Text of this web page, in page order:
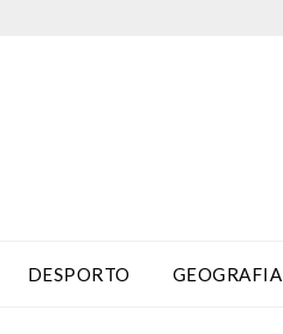
DESPORTO GEOGRAFIA